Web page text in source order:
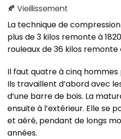
🍂 Vieillissement
La technique de
plus de 3 kilos remonte à
rouleaux de 36 kilos remonte
Il faut quatre à cinq
Ils travaillent d’abord avec
d’une barre de bois. La
ensuite à l’extérieur. Elle se
et aéré, pendant de longs
années.